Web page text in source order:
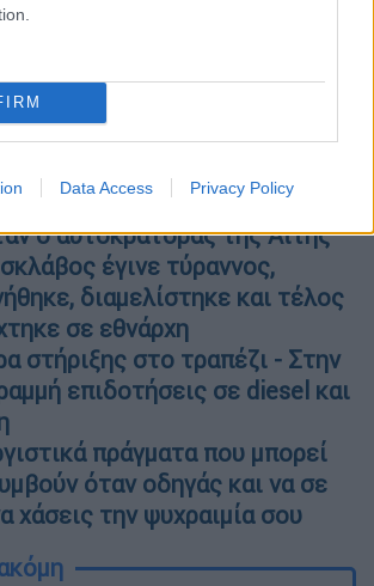
Data Access Privacy Policy
το Κίεβο - Ανελέητοι
drones
12χρονης: Νέος κύκλος
ενταλμάτων και ανακρίσεων
οι τρεις νέοι
ο αυτοκράτορας της Αϊτής
έγινε τύραννος,
διαμελίστηκε και τέλος
σε εθνάρχη
στήριξης στο τραπέζι - Στην
επιδοτήσεις σε diesel και
πράγματα που μπορεί
όταν οδηγάς και να σε
χάσεις την ψυχραιμία σου